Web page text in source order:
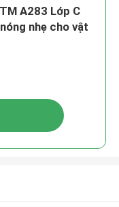
A283 Lớp C
nhẹ cho vật